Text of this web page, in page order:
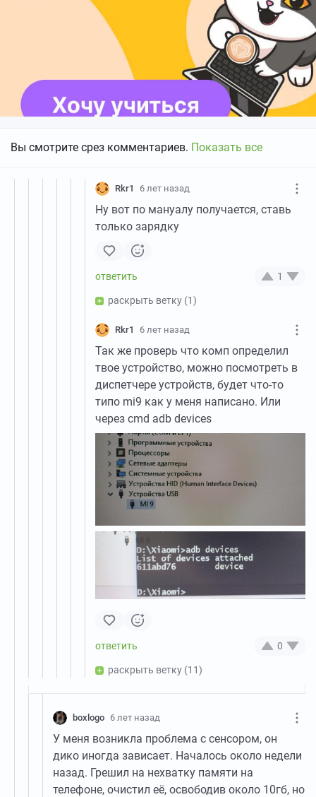
Вы смотрите срез комментариев. Показать все
Rkr1 6 лет назад
Ну вот по мануалу получается, ставь
только зарядку
1
раскрыть ветку (1)
Rkr1 6 лет назад
Так же проверь что комп определил
твое устройство, можно посмотреть в
диспетчере устройств, будет что-то
типо mi9 как у меня написано. Или
через cmd adb devices
0
раскрыть ветку (11)
boxlogo 6 лет назад
У меня возникла проблема с сенсором, он
дико иногда зависает. Началось около недели
назад. Грешил на нехватку памяти на
телефоне, очистил её, освободив около 10гб, но